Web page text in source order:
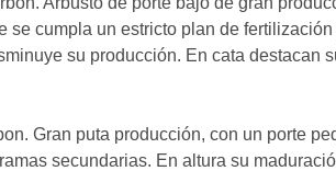
se cumpla un estricto plan de
su producción. En cata destacan
Gran puta producción, con un porte
secundarias. En altura su